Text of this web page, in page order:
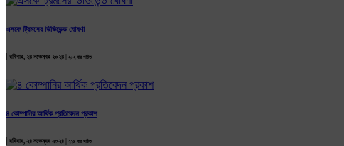
এসকে ট্রিমসের ডিভিডেন্ড ঘোষণা
| রবিবার, ২৪ নভেম্বর ২০২৪ | ২০২ বার পঠিত
৪ কোম্পানির আর্থিক প্রতিবেদন প্রকাশ
| রবিবার, ২৪ নভেম্বর ২০২৪ | ২২৫ বার পঠিত